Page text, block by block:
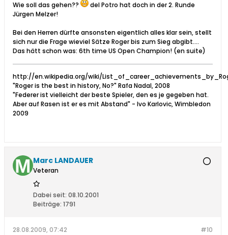
Wie soll das gehen??
del Potro hat doch in der 2. Runde
Jürgen Melzer!
Bei den Herren dürfte ansonsten eigentlich alles klar sein, stellt
sich nur die Frage wieviel Sätze Roger bis zum Sieg abgibt....
Das hätt schon was: 6th time US Open Champion! (en suite)
http://en.wikipedia.org/wiki/
"Roger is the best in history, No?" Rafa Nadal, 2008
"Federer ist vielleicht der beste Spieler, den es je gegeben hat.
Aber auf Rasen ist er es mit Abstand" - Ivo Karlovic, Wimbledon
2009
Marc LANDAUER
Veteran
Dabei seit: 08.10.2001
Beiträge: 1791
#10
28.08.2009, 07:42